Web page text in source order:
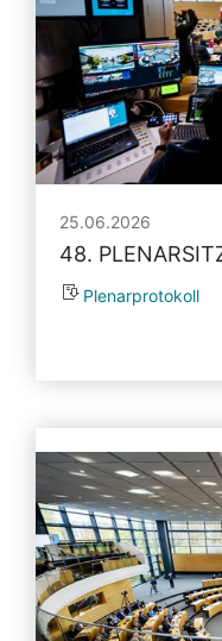
25.06.2026
48.
Plenarprotokoll